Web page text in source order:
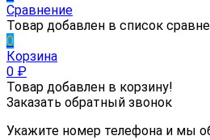
Сравнение
Товар добавлен в список
0
Корзина
0 ₽
Товар добавлен в корзину!
Заказать обратный звонок
Укажите номер телефона и мы